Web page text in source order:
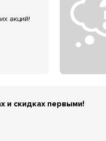
акций!
и скидках первыми!